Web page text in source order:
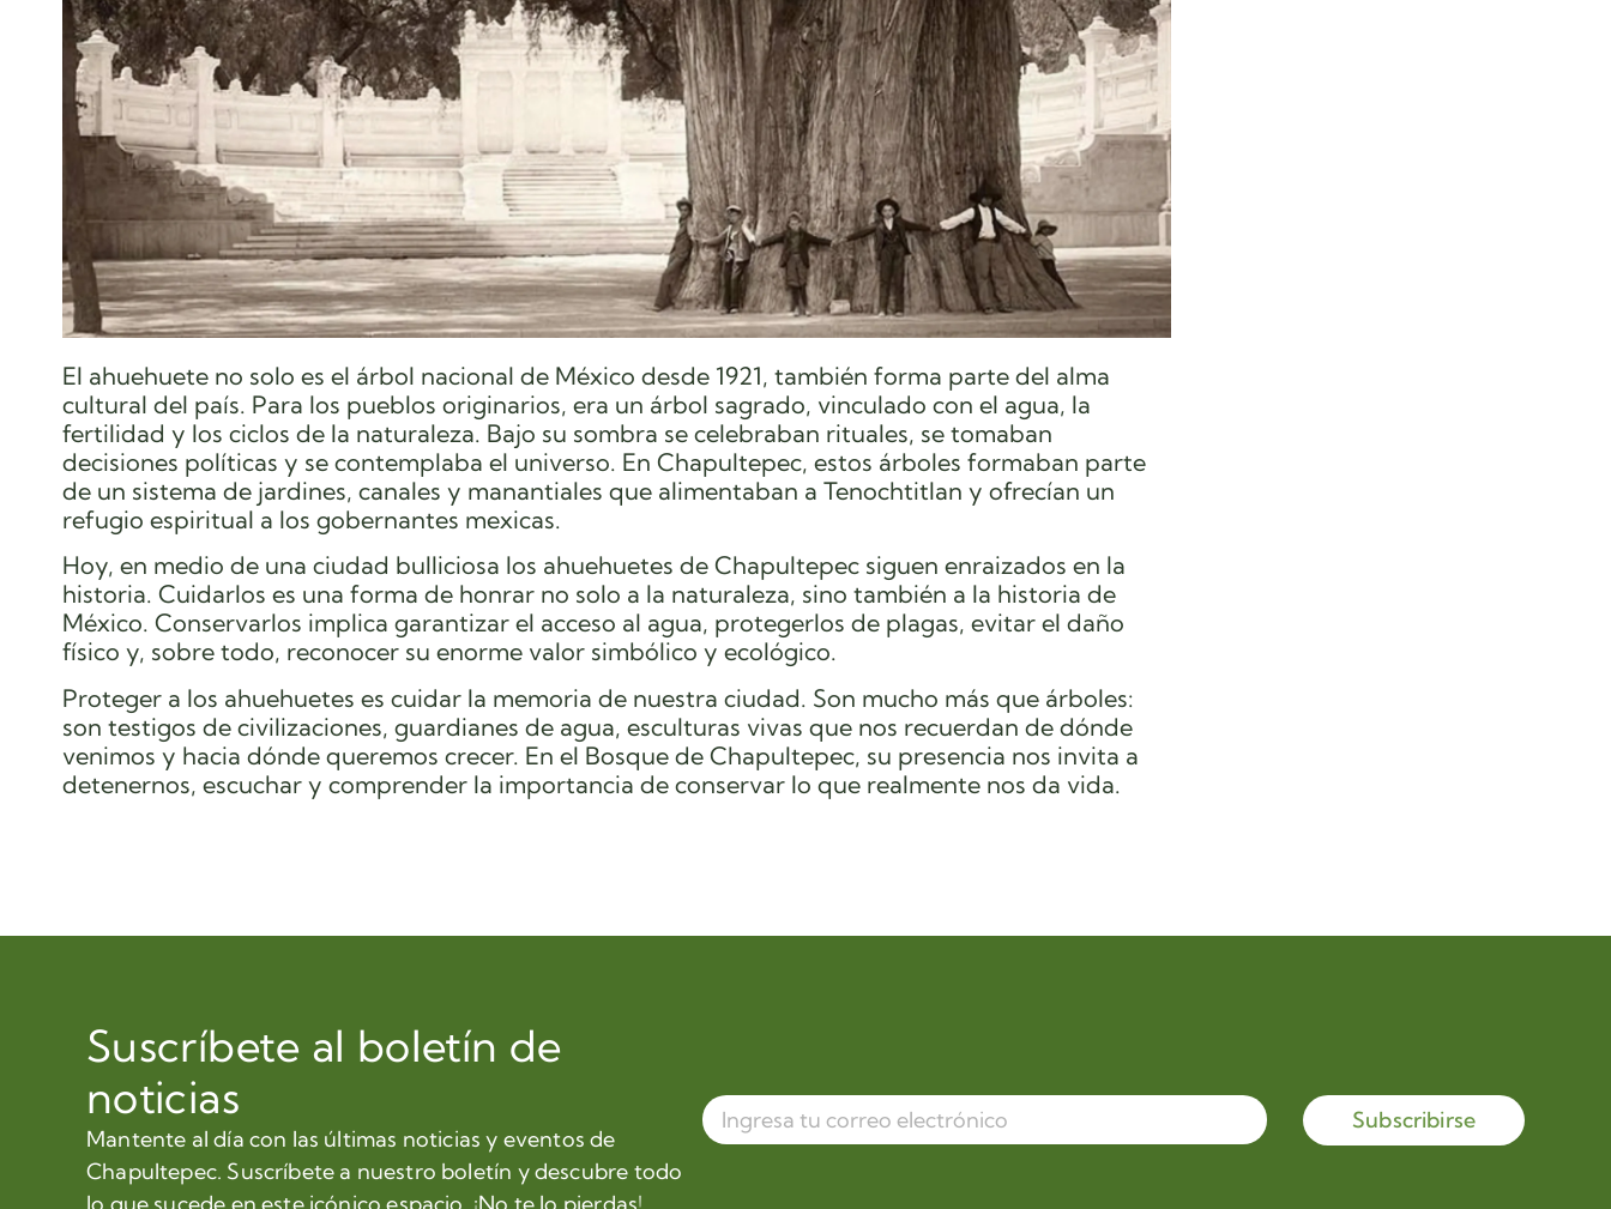
El ahuehuete no solo es el árbol nacional de México desde 1921, también forma parte del alma
cultural del país. Para los pueblos originarios, era un árbol sagrado, vinculado con el agua, la
fertilidad y los ciclos de la naturaleza. Bajo su sombra se celebraban rituales, se tomaban
decisiones políticas y se contemplaba el universo. En Chapultepec, estos árboles formaban parte
de un sistema de jardines, canales y manantiales que alimentaban a Tenochtitlan y ofrecían un
refugio espiritual a los gobernantes mexicas.
Hoy, en medio de una ciudad bulliciosa los ahuehuetes de Chapultepec siguen enraizados en la
historia. Cuidarlos es una forma de honrar no solo a la naturaleza, sino también a la historia de
México. Conservarlos implica garantizar el acceso al agua, protegerlos de plagas, evitar el daño
físico y, sobre todo, reconocer su enorme valor simbólico y ecológico.
Proteger a los ahuehuetes es cuidar la memoria de nuestra ciudad. Son mucho más que árboles:
son testigos de civilizaciones, guardianes de agua, esculturas vivas que nos recuerdan de dónde
venimos y hacia dónde queremos crecer. En el Bosque de Chapultepec, su presencia nos invita a
detenernos, escuchar y comprender la importancia de conservar lo que realmente nos da vida.
Suscríbete al boletín de
noticias
Mantente al día con las últimas noticias y eventos de
Chapultepec. Suscríbete a nuestro boletín y descubre todo
Subscribirse